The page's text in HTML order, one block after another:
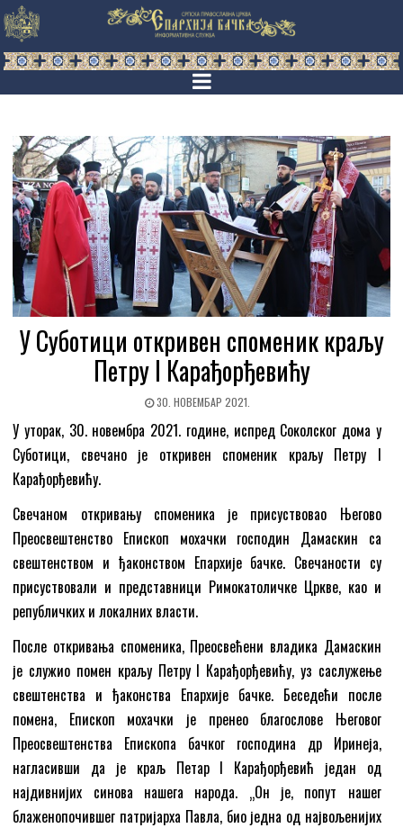
У Суботици откривен споменик краљу
Петру I Карађорђевићу
30. НОВЕМБАР 2021.
У уторак, 30. новембра 2021. године, испред Соколског дома у
Суботици, свечано је откривен споменик краљу Петру I
Карађорђевићу.
Свечаном откривању споменика је присуствовао Његово
Преосвештенство Епископ мохачки господин Дамаскин са
свештенством и ђаконством Епархије бачке. Свечаности су
присуствовали и представници Римокатоличке Цркве, као и
републичких и локалних власти.
После откривања споменика, Преосвећени владика Дамаскин
је служио помен краљу Петру I Карађорђевићу, уз саслужење
свештенства и ђаконства Епархије бачке. Беседећи после
помена, Епископ мохачки је пренео благослове Његовог
Преосвештенства Епископа бачког господина др Иринеја,
нагласивши да је краљ Петар I Карађорђевић један од
најдивнијих синова нашега народа. „Он је, попут нашег
блаженопочившег патријарха Павла, био једна од највољенијих